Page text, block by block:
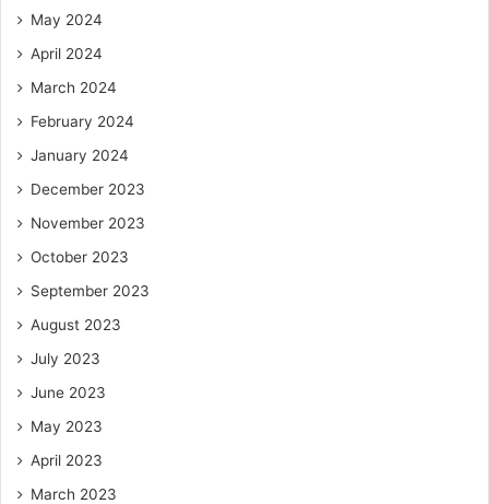
May 2024
April 2024
March 2024
February 2024
January 2024
December 2023
November 2023
October 2023
September 2023
August 2023
July 2023
June 2023
May 2023
April 2023
March 2023